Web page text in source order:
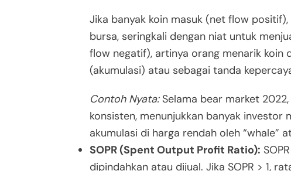
Jika banyak koin masuk (net flow
bursa, seringkali dengan niat untuk
flow negatif), artinya orang menarik koin
(akumulasi) atau sebagai tanda
Contoh Nyata:Selama bear market
konsisten, menunjukkan banyak investor
akumulasi di harga rendah oleh “whale”
SOPR (Spent Output Profit Ratio):
dipindahkan atau dijual. Jika SOPR > 1,